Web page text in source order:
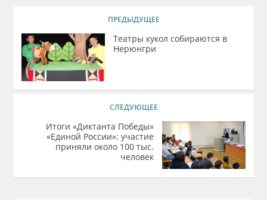
ПРЕДЫДУЩЕЕ
Театры кукол собираются в
Нерюнгри
СЛЕДУЮЩЕЕ
Итоги «Диктанта Победы»
«Единой России»: участие
приняли около 100 тыс.
человек